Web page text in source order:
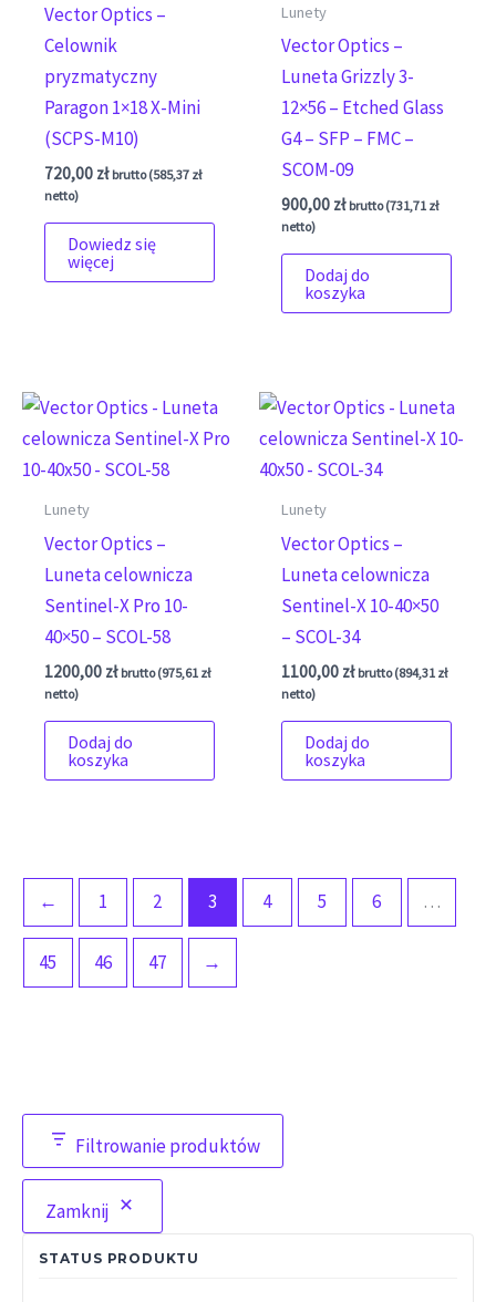
Filtrowanie produktów
Zamknij
STATUS PRODUKTU
Vector Optics –
Celownik
pryzmatyczny
Paragon 1×18 X-Mini
(SCPS-M10)
720,00 zł brutto (585,37 zł
netto)
Dowiedz się
więcej
Lunety
Vector Optics –
Luneta Grizzly 3-
12×56 – Etched Glass
G4 – SFP – FMC –
SCOM-09
900,00 zł brutto (731,71 zł
netto)
Dodaj do
koszyka
Lunety
Vector Optics –
Luneta celownicza
Sentinel-X Pro 10-
40×50 – SCOL-58
1200,00 zł brutto (975,61 zł
netto)
Dodaj do
koszyka
Lunety
Vector Optics –
Luneta celownicza
Sentinel-X 10-40×50
– SCOL-34
1100,00 zł brutto (894,31 zł
netto)
Dodaj do
koszyka
← 1 2 3 4 5 6 …
45 46 47 →